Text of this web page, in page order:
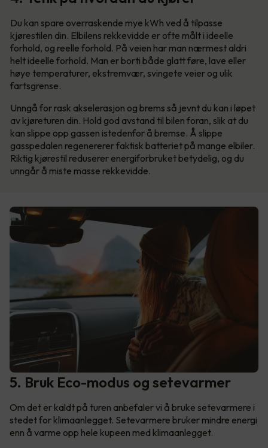
Du kan spare overraskende mye kWh ved å tilpasse
kjørestilen din. Elbilens rekkevidde er ofte målt i ideelle
forhold, og reelle forhold. På veien har man nærmest aldri
helt ideelle forhold. Man er borti både glatt føre, lave eller
høye temperaturer, ekstremvær, svingete veier og ulik
fartsgrense.
Unngå for rask akselerasjon og brems så jevnt du kan i løpet
av kjøreturen din. Hold god avstand til bilen foran, slik at du
kan slippe opp gassen istedenfor å bremse. Å slippe
gasspedalen regenererer faktisk batteriet på mange elbiler.
Riktig kjørestil reduserer energiforbruket betydelig, og du
unngår å miste masse rekkevidde.
5. Bruk Eco-modus og setevarmer
Om det er kaldt på turen anbefaler vi å bruke setevarmere i
stedet for klimaanlegget. Setevarmere bruker mindre energi
enn å varme opp hele kupeen med klimaanlegget.